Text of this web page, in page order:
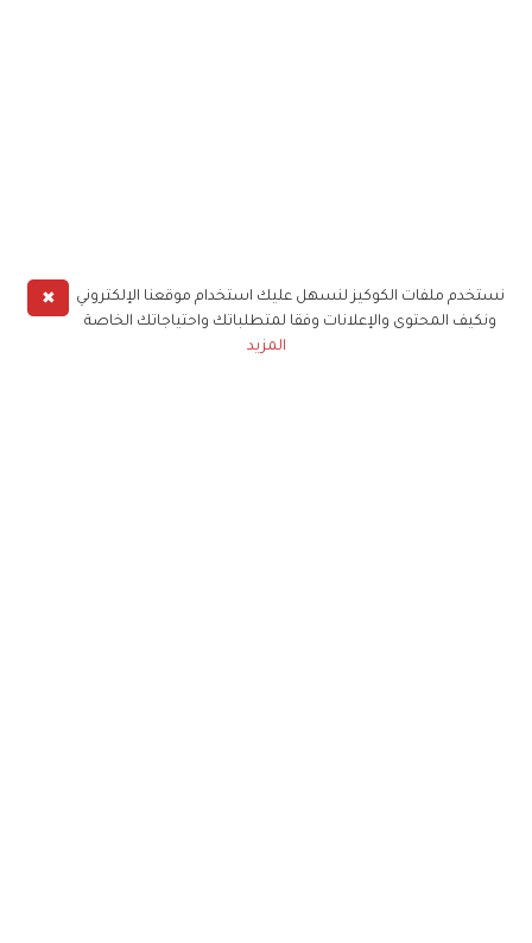
✖
نستخدم ملفات الكوكيز لنسهل عليك استخدام موقعنا الإلكتروني
ونكيف المحتوى والإعلانات وفقا لمتطلباتك واحتياجاتك الخاصة
المزيد